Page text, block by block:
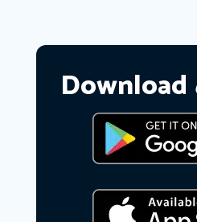
Download